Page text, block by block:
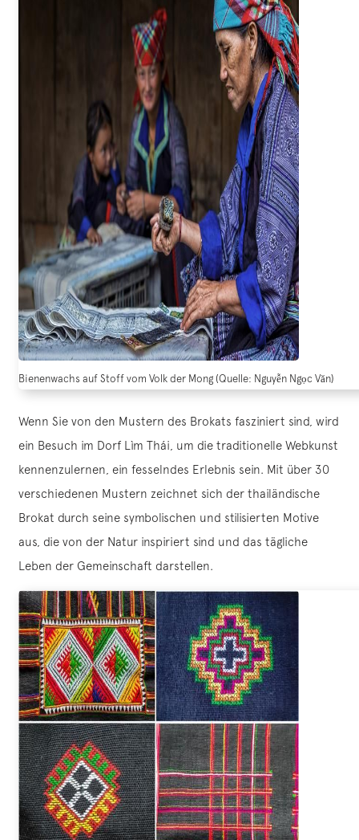
Bienenwachs auf Stoff vom Volk der Mong (Quelle: Nguyễn Ngọc Văn)
Wenn Sie von den Mustern des Brokats fasziniert sind, wird
ein Besuch im Dorf Lìm Thái, um die traditionelle Webkunst
kennenzulernen, ein fesselndes Erlebnis sein. Mit über 30
verschiedenen Mustern zeichnet sich der thailändische
Brokat durch seine symbolischen und stilisierten Motive
aus, die von der Natur inspiriert sind und das tägliche
Leben der Gemeinschaft darstellen.